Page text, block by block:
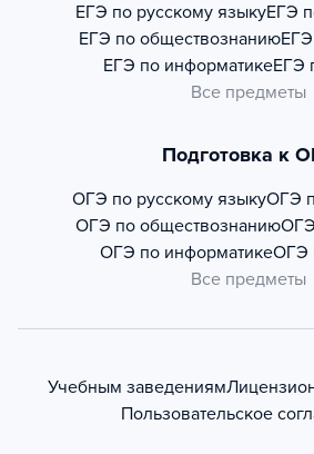
ЕГЭ по русскому языкуЕГЭ
ЕГЭ по обществознаниюЕГЭ
ЕГЭ по информатикеЕГЭ
Все предметы
Подготовка к
ОГЭ по русскому языкуОГЭ
ОГЭ по обществознанию
ОГЭ по информатикеОГЭ
Все предметы
Учебным заведениям
Пользовательское